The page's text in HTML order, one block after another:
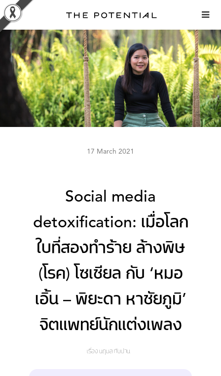
Skip
to
content
17 March 2021
Social media
detoxification: เมื่อโลก
ใบที่สองทำร้าย ล้างพิษ
(โรค) โซเชียล กับ ‘หมอ
เอิ้น – พิยะดา หาชัยภูมิ’
จิตแพทย์นักแต่งเพลง
เรื่อง นฤมล ทับปาน